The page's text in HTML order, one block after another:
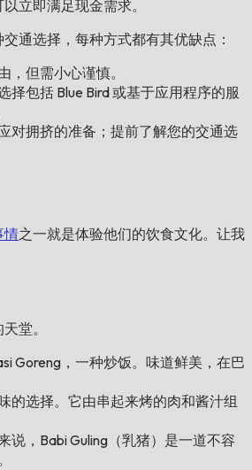
立即满足现金需求。
通选择，每种方式都有其优缺点：
，但需小心谨慎。
择包括 Blue Bird 或基于应用程序的服
对拥挤的准备；提前了解您的交通选
情之一就是体验他们的饮食文化。让我
堂。
Goreng，一种炒饭。味道鲜美，在巴
的选择。它由串起来烤的肉和酱汁组
说，Babi Guling（乳猪）是一道不容